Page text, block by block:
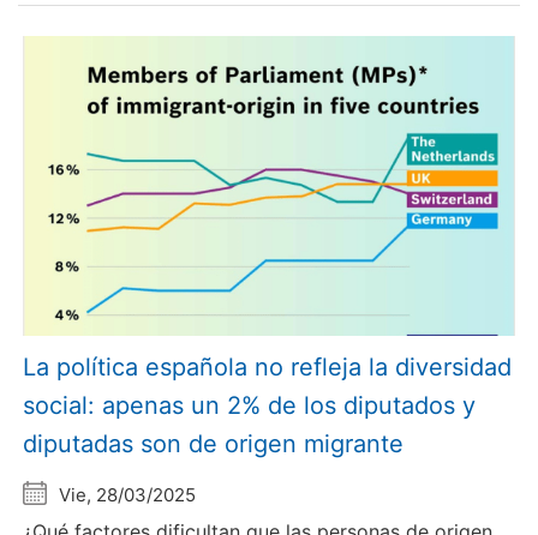
La política española no refleja la diversidad
social: apenas un 2% de los diputados y
diputadas son de origen migrante
Vie, 28/03/2025